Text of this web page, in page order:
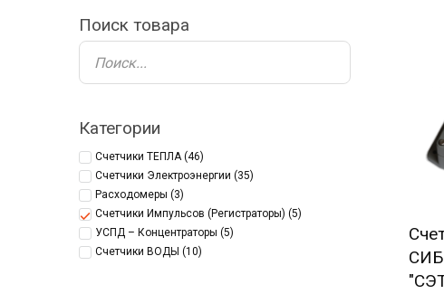
Поиск товара
Категории
Счетчики ТЕПЛА(46)
Счетчики Электроэнергии (35)
Расходомеры (3)
Счетчики Импульсов (Регистраторы) (5)
УСПД – Концентраторы (5)
Счетчики ВОДЫ (10)